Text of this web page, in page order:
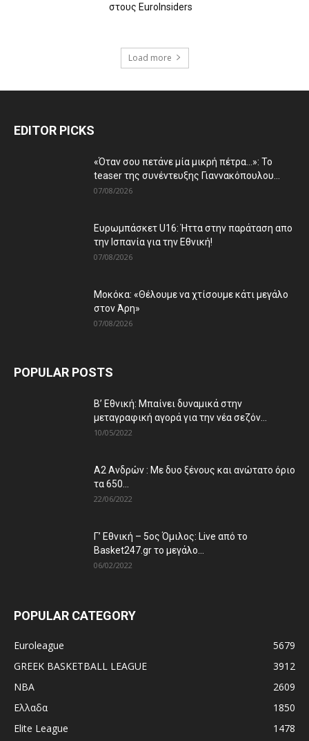
στους EuroInsiders
Load more
EDITOR PICKS
«Όταν σου πετάνε μία μικρή πέτρα…»: Το
teaser της συνέντευξης Γιαννακόπουλου...
07/08/2026
Ευρωμπάσκετ U16: Ήττα στην παράταση απο
την Ισπανία για την Εθνική!
07/08/2026
Μοκόκα: «Θέλουμε να χτίσουμε κάτι μεγάλο
στον Άρη»
07/08/2026
POPULAR POSTS
Β’ Εθνική: Μπαίνει δυναμικά στην
μεταγραφική αγορά για την νέα σεζόν...
10/05/2022
Α2 Ανδρών : Με δυο ξένους και ανώτατο όριο
τα 650...
22/06/2022
Γ’ Εθνική – 5ος Όμιλος: Live από το
Basket247.gr το μεγάλο...
06/02/2022
POPULAR CATEGORY
Euroleague
5679
GREEK BASKETBALL LEAGUE
3912
NBA
2609
Ελλαδα
1850
Elite League
1478